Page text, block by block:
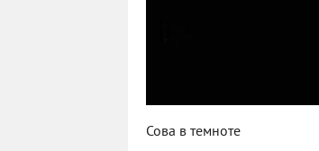
Сова в темноте